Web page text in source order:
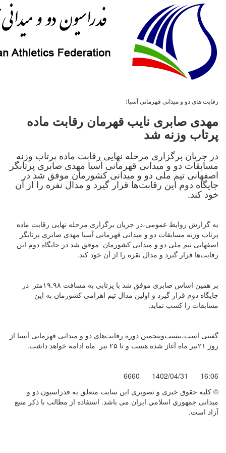
رقابت های دو و میدانی قهرمانی آسیا؛
مهدی صابری نایب قهرمان رقابت ماده
پرتاب وزنه شد
در جریان برگزاری مرحله نهایی رقابت ماده پرتاب وزنه
مسابقات دو و میدانی قهرمانی آسیا مهدی صابری پرتابگر
اصفهانی تیم ملی دو و میدانی کشورمان موفق شد در
جایگاه دوم این رقابت‌ها قرار گیرد و مدال نفره را از آن
خود کند.
به گزارش روابط عمومی،در جریان برگزاری مرحله نهایی رقابت ماده
پرتاب وزنه مسابقات دو و میدانی قهرمانی آسیا مهدی صابری پرتابگر
اصفهانی تیم ملی دو و میدانی کشورمان موفق شد در جایگاه دوم این
رقابت‌ها قرار گیرد و مدال نقره را از آن خود کند.
بر همین اساس صابری موفق شد با پرتابی به مسافت ۱۹.۹۸متر در
جایگاه دوم قرار گیرد و اولین مدال تیم اهزامی کشورمان به این
مسابقات را کسب نماید.
گفتنی است،بیست‌وپنجمین دوره رقابت‌های دو و میدانی قهرمانی آسیا از
روز ۲۱تیر ماه آغاز شده هست و تا ۲۵ تیر ماه ادامه خواهد داشت.
16:06
1402/04/31
6660
© کليه حقوق خبری و تصويری اين سايت متعلق به فدراسيون دو و
میدانی جمهوري اسلامي ايران می باشد. استفاده از مطالب با ذكر منبع
آزاد است.